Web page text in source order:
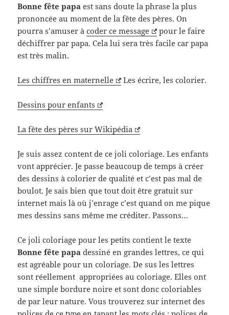
Bonne fête papa est sans doute la phrase la plus
prononcée au moment de la fête des pères. On
pourra s’amuser àcoder ce message
pour le faire
déchiffrer par papa. Cela lui sera très facile car papa
est très malin.
Les chiffres en maternelle Les écrire, les colorier.
Dessins pour enfants
La fête des pères sur Wikipédia
Je suis assez content de ce joli coloriage. Les enfants
vont apprécier. Je passe beaucoup de temps à créer
des dessins à colorier de qualité et c’est pas mal de
boulot. Je sais bien que tout doit être gratuit sur
internet mais là où j’enrage c’est quand on me pique
mes dessins sans même me créditer. Passons…
Ce joli coloriage pour les petits contient le texte
Bonne fête papa dessiné en grandes lettres, ce qui
est agréable pour un coloriage. De sus les lettres
sont réellement appropriées au coloriage. Elles ont
une simple bordure noire et sont donc coloriables
de par leur nature. Vous trouverez sur internet des